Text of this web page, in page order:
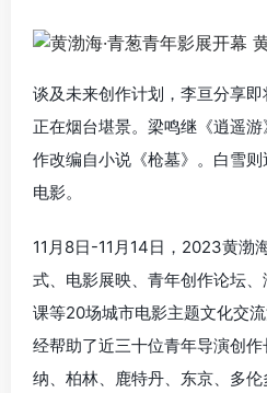
谈及未来创作计划，李亘分享
正在烟台堪景。梁鸣继《逍遥
作改编自小说《枪墓》。白雪
电影。
11月8日-11月14日，2023黄渤
式、电影展映、青年创作论坛
课等20场城市电影主题文化交
经帮助了近三十位青年导演创
纳、柏林、鹿特丹、东京、多伦